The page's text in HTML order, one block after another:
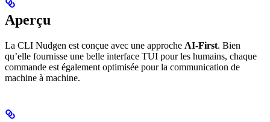
Aperçu
La CLI Nudgen est conçue avec une approche AI-First. Bien
qu’elle fournisse une belle interface TUI pour les humains, chaque
commande est également optimisée pour la communication de
machine à machine.